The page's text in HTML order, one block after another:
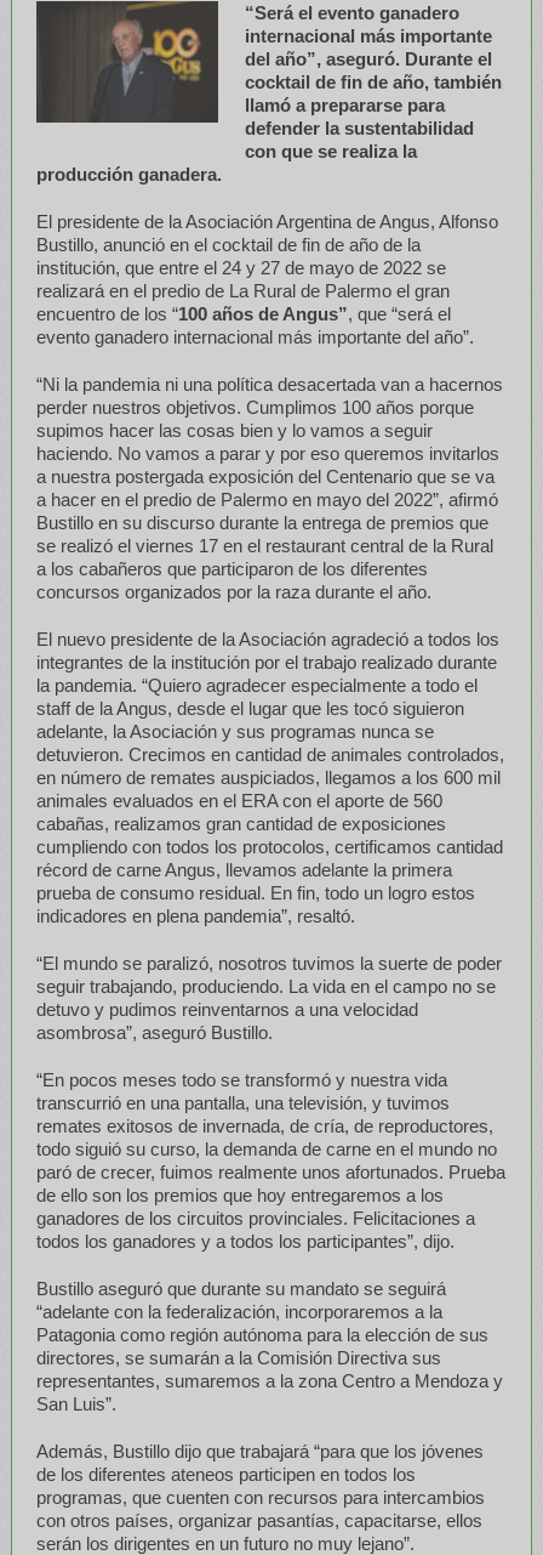
“Será el evento ganadero
internacional más importante
del año”, aseguró. Durante el
cocktail de fin de año, también
llamó a prepararse para
defender la sustentabilidad
con que se realiza la
producción ganadera.
El presidente de la Asociación Argentina de Angus, Alfonso
Bustillo, anunció en el cocktail de fin de año de la
institución, que entre el 24 y 27 de mayo de 2022 se
realizará en el predio de La Rural de Palermo el gran
encuentro de los “100 años de Angus”, que “será el
evento ganadero internacional más importante del año”.
“Ni la pandemia ni una política desacertada van a hacernos
perder nuestros objetivos. Cumplimos 100 años porque
supimos hacer las cosas bien y lo vamos a seguir
haciendo. No vamos a parar y por eso queremos invitarlos
a nuestra postergada exposición del Centenario que se va
a hacer en el predio de Palermo en mayo del 2022”, afirmó
Bustillo en su discurso durante la entrega de premios que
se realizó el viernes 17 en el restaurant central de la Rural
a los cabañeros que participaron de los diferentes
concursos organizados por la raza durante el año.
El nuevo presidente de la Asociación agradeció a todos los
integrantes de la institución por el trabajo realizado durante
la pandemia. “Quiero agradecer especialmente a todo el
staff de la Angus, desde el lugar que les tocó siguieron
adelante, la Asociación y sus programas nunca se
detuvieron. Crecimos en cantidad de animales controlados,
en número de remates auspiciados, llegamos a los 600 mil
animales evaluados en el ERA con el aporte de 560
cabañas, realizamos gran cantidad de exposiciones
cumpliendo con todos los protocolos, certificamos cantidad
récord de carne Angus, llevamos adelante la primera
prueba de consumo residual. En fin, todo un logro estos
indicadores en plena pandemia”, resaltó.
“El mundo se paralizó, nosotros tuvimos la suerte de poder
seguir trabajando, produciendo. La vida en el campo no se
detuvo y pudimos reinventarnos a una velocidad
asombrosa”, aseguró Bustillo.
“En pocos meses todo se transformó y nuestra vida
transcurrió en una pantalla, una televisión, y tuvimos
remates exitosos de invernada, de cría, de reproductores,
todo siguió su curso, la demanda de carne en el mundo no
paró de crecer, fuimos realmente unos afortunados. Prueba
de ello son los premios que hoy entregaremos a los
ganadores de los circuitos provinciales. Felicitaciones a
todos los ganadores y a todos los participantes”, dijo.
Bustillo aseguró que durante su mandato se seguirá
“adelante con la federalización, incorporaremos a la
Patagonia como región autónoma para la elección de sus
directores, se sumarán a la Comisión Directiva sus
representantes, sumaremos a la zona Centro a Mendoza y
San Luis”.
Además, Bustillo dijo que trabajará “para que los jóvenes
de los diferentes ateneos participen en todos los
programas, que cuenten con recursos para intercambios
con otros países, organizar pasantías, capacitarse, ellos
serán los dirigentes en un futuro no muy lejano”.